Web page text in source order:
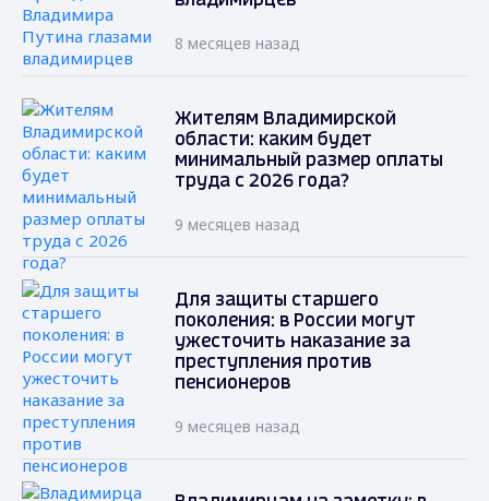
8 месяцев назад
Жителям Владимирской
области: каким будет
минимальный размер оплаты
труда с 2026 года?
9 месяцев назад
Для защиты старшего
поколения: в России могут
ужесточить наказание за
преступления против
пенсионеров
9 месяцев назад